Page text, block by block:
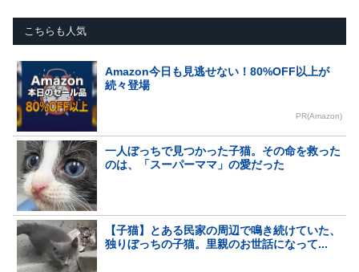
こちらも人気
Amazon今日も見逃せない！80%OFF以上が
続々登場
PR(Amazon)
一人ぼっちで見つかった子猫。その命を救った
のは、「スーパーママ」の愛だった
【子猫】とある民家の周辺で鳴き続けていた、
独りぼっちの子猫。里親のお世話になって...